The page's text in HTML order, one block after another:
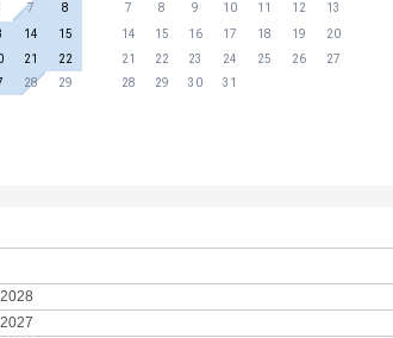
7
8
14
15
21
22
28
29
7
8 9 10 11 12
13
14
15 16 17 18 19
20
21
22 23 24 25 26
27
28
29 30 31